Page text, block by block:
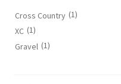
Cross Country (1)
XC (1)
Gravel (1)